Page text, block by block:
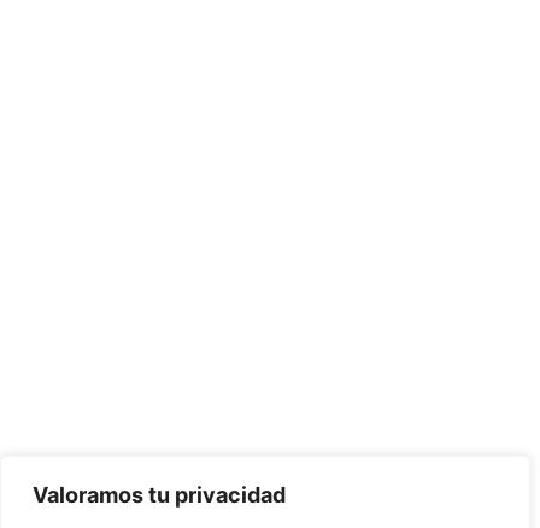
Valoramos tu privacidad